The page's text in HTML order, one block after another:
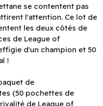
se contentent pas
l'attention. Ce lot de
les deux côtés de
de League of
d'un champion et 50
!
de
(50 pochettes de
de League of